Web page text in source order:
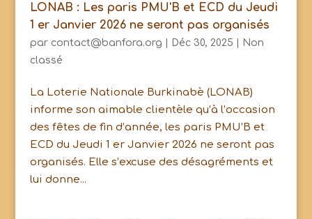
LONAB : Les paris PMU'B et ECD du Jeudi
1 er Janvier 2026 ne seront pas organisés
par contact@banfora.org Déc 30, 2025
Non
classé
La Loterie Nationale Burkinabè (LONAB)
informe son aimable clientèle qu’à l’occasion
des fêtes de fin d’année, les paris PMU’B et
ECD du Jeudi 1 er Janvier 2026 ne seront pas
organisés. Elle s’excuse des désagréments et
lui donne...